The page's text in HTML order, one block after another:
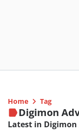
Home Tag
Digimon
Latest in